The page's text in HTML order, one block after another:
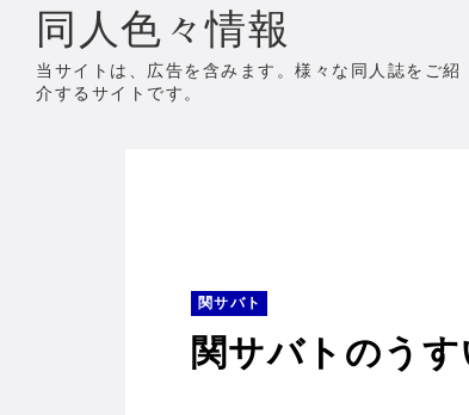
同人色々情報
当サイトは、広告を含みます。様々な同人誌をご紹
介するサイトです。
関サバト
関サバトのう